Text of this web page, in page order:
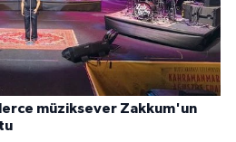
müziksever Zakkum'un